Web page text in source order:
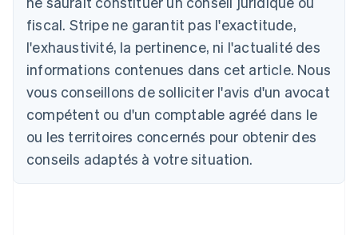
fiscal. Stripe ne garantit pas l'exactitude,
l'exhaustivité, la pertinence, ni l'actualité des
informations contenues dans cet article. Nous
vous conseillons de solliciter l'avis d'un avocat
compétent ou d'un comptable agréé dans le
ou les territoires concernés pour obtenir des
conseils adaptés à votre situation.
NederlandsFrançaisDeutschEnglish
Brésil
Português
Bulgarie
English
Canada
Chine continentale
简体中文English